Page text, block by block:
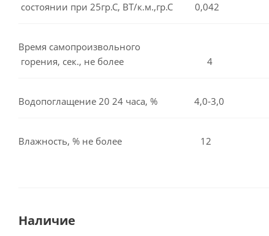
состоянии при 25гр.С, ВТ/к.м.,гр.С 0,042
Время самопроизвольного
горения, сек., не более 4
Водопоглащение 20 24 часа, % 4,0-3,0
Влажность, % не более 12
Наличие